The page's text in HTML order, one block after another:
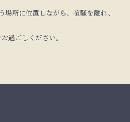
所に位置しながら、喧騒を離れ、
過ごしください。